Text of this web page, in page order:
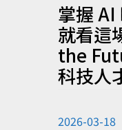
掌握 AI
就看這
the
科技人
2026-03-18